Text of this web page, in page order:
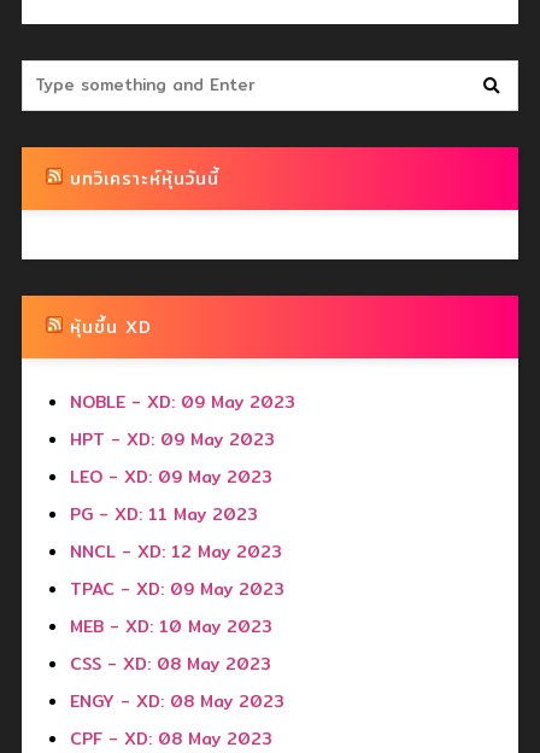
บทวิเคราะห์หุ้นวันนี้
หุ้นขึ้น XD
NOBLE - XD: 09 May 2023
HPT - XD: 09 May 2023
LEO - XD: 09 May 2023
PG - XD: 11 May 2023
NNCL - XD: 12 May 2023
TPAC - XD: 09 May 2023
MEB - XD: 10 May 2023
CSS - XD: 08 May 2023
ENGY - XD: 08 May 2023
CPF - XD: 08 May 2023